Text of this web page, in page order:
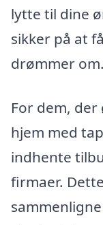
lytte til dine
sikker på at
drømmer om.
For dem,
hjem med
indhente
firmaer.